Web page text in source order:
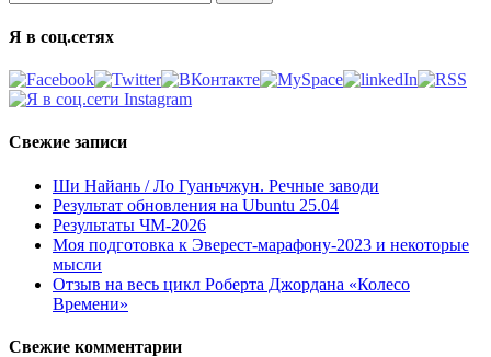
Я в соц.сетях
Свежие записи
Ши Найань / Ло Гуаньчжун. Речные заводи
Результат обновления на Ubuntu 25.04
Результаты ЧМ-2026
Моя подготовка к Эверест-марафону-2023 и некоторые
мысли
Отзыв на весь цикл Роберта Джордана «Колесо
Времени»
Свежие комментарии